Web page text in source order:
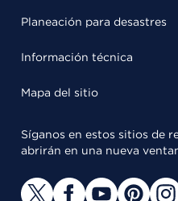
Planeación para desastres
Información técnica
Mapa del sitio
Síganos en estos sitios de
abrirán en una nueva